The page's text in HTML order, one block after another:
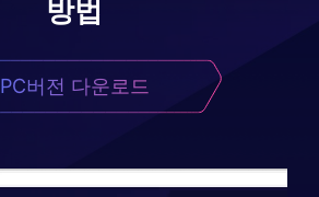
방법
PC버전 다운로드